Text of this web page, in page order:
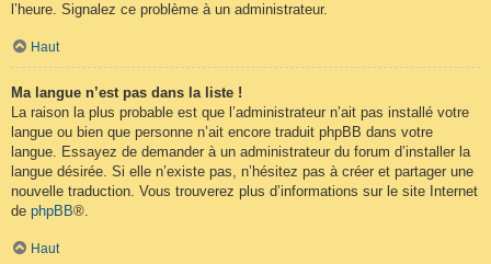
l’heure. Signalez ce problème à un administrateur.
Haut
Ma langue n’est pas dans la liste !
La raison la plus probable est que l’administrateur n’ait pas installé votre
langue ou bien que personne n’ait encore traduit phpBB dans votre
langue. Essayez de demander à un administrateur du forum d’installer la
langue désirée. Si elle n’existe pas, n’hésitez pas à créer et partager une
nouvelle traduction. Vous trouverez plus d’informations sur le site Internet
de phpBB®.
Haut